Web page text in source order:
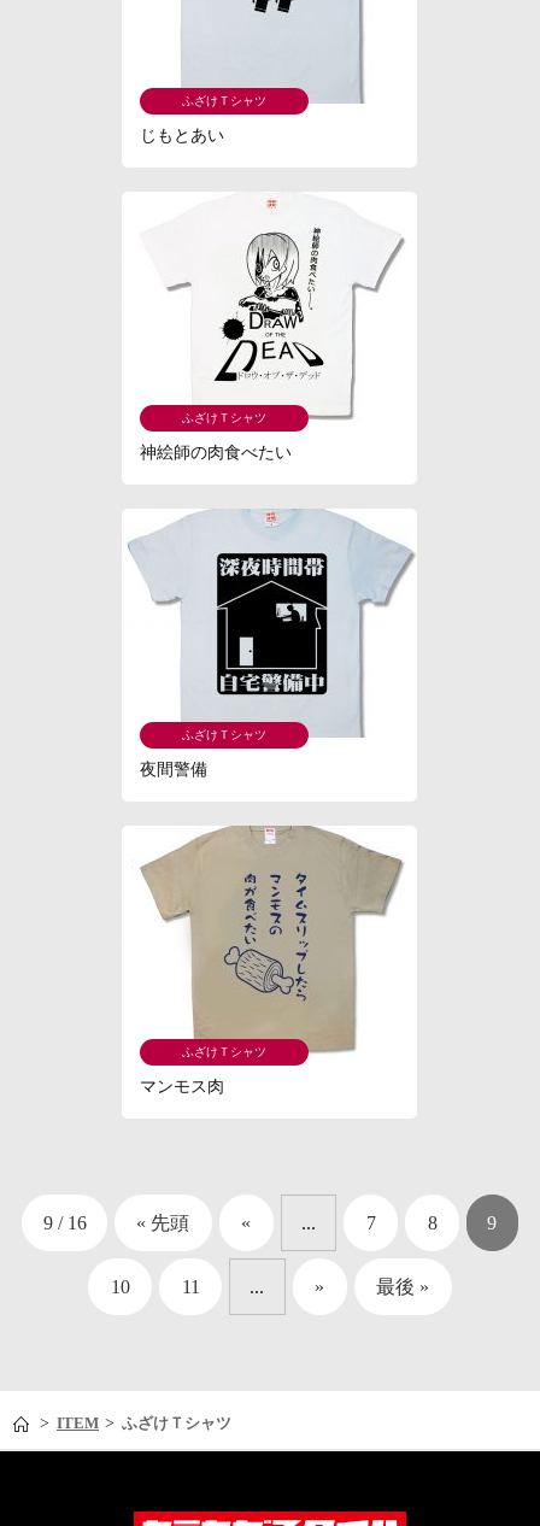
ふざけＴシャツ
じもとあい
ふざけＴシャツ
神絵師の肉食べたい
ふざけＴシャツ
夜間警備
ふざけＴシャツ
マンモス肉
9 / 16 « 先頭 « ... 7 8 9
10 11 ... » 最後 »
> ITEM > ふざけＴシャツ